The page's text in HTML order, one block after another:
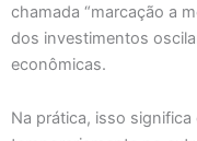
chamada “marcação a
dos investimentos
econômicas.
Na prática, isso